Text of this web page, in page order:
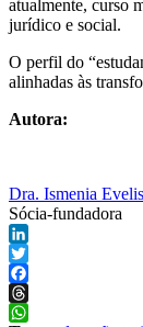
atualmente, curso
jurídico e social.
O perfil do
alinhadas às
Autora:
Dra. Ismenia
Sócia-fundadora
LinkedIn
Twitter
Facebook
Threads